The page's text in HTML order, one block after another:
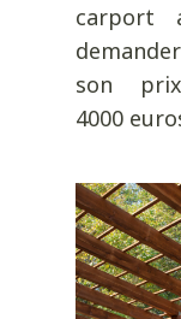
carport
son
4000